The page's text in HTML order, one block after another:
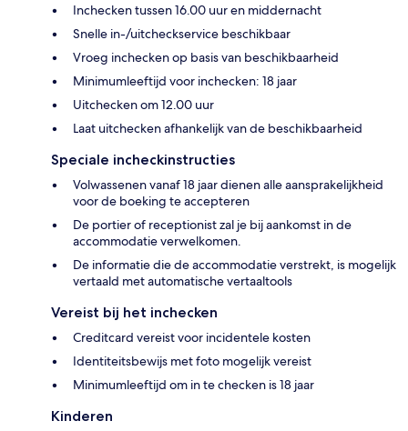
Inchecken tussen 16.00 uur en middernacht
Snelle in-/uitcheckservice beschikbaar
Vroeg inchecken op basis van beschikbaarheid
Minimumleeftijd voor inchecken: 18 jaar
Uitchecken om 12.00 uur
Laat uitchecken afhankelijk van de beschikbaarheid
Speciale incheckinstructies
Volwassenen vanaf 18 jaar dienen alle aansprakelijkheid
voor de boeking te accepteren
De portier of receptionist zal je bij aankomst in de
accommodatie verwelkomen.
De informatie die de accommodatie verstrekt, is mogelijk
vertaald met automatische vertaaltools
Vereist bij het inchecken
Creditcard vereist voor incidentele kosten
Identiteitsbewijs met foto mogelijk vereist
Minimumleeftijd om in te checken is 18 jaar
Kinderen